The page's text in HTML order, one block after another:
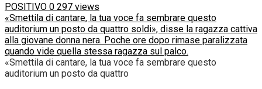
POSITIVO 0 297 views
«Smettila di cantare, la tua voce fa sembrare questo
auditorium un posto da quattro soldi», disse la ragazza cattiva
alla giovane donna nera. Poche ore dopo rimase paralizzata
quando vide quella stessa ragazza sul palco.
«Smettila di cantare, la tua voce fa sembrare questo
auditorium un posto da quattro